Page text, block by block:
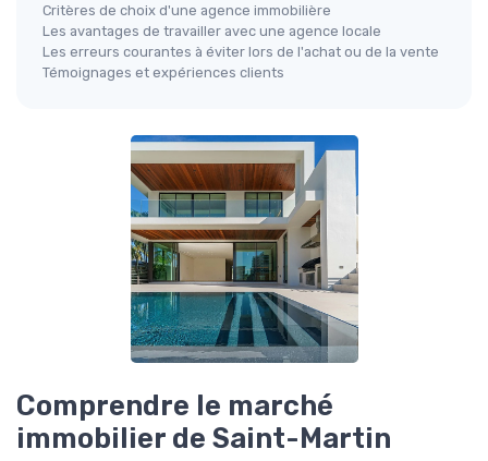
Critères de choix d'une agence immobilière
Les avantages de travailler avec une agence locale
Les erreurs courantes à éviter lors de l'achat ou de la vente
Témoignages et expériences clients
Comprendre le marché
immobilier de Saint-Martin